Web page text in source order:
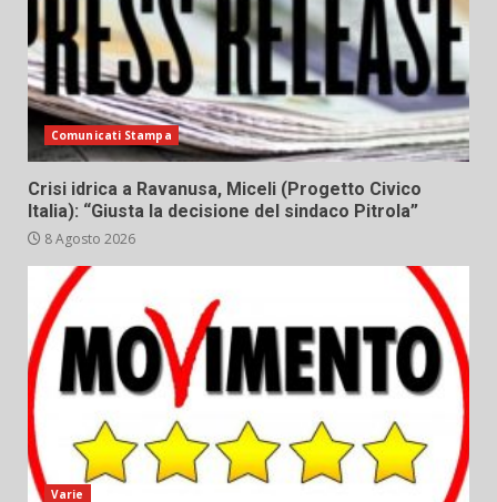
Comunicati Stampa
Crisi idrica a Ravanusa, Miceli (Progetto Civico
Italia): “Giusta la decisione del sindaco Pitrola”
8 Agosto 2026
Varie